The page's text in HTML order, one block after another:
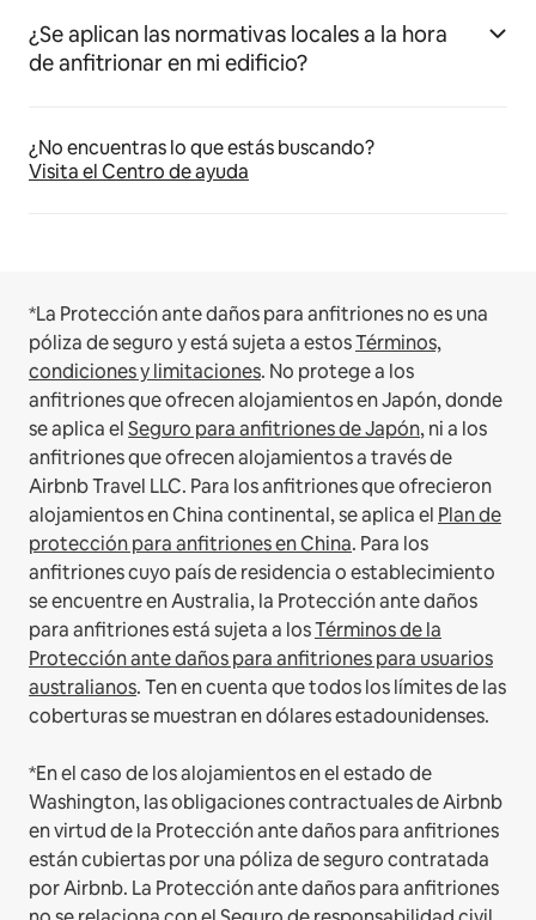
¿Se aplican las normativas locales a la hora
de anfitrionar en mi edificio?
¿No encuentras lo que estás buscando?
Visita el Centro de ayuda
*La Protección ante daños para anfitriones no es una
póliza de seguro y está sujeta a estosTérminos,
condiciones y limitaciones. No protege a los
anfitriones que ofrecen alojamientos en Japón, donde
se aplica elSeguro para anfitriones de Japón, ni a los
anfitriones que ofrecen alojamientos a través de
Airbnb Travel LLC. Para los anfitriones que ofrecieron
alojamientos en China continental, se aplica el Plan de
protección para anfitriones en China. Para los
anfitriones cuyo país de residencia o establecimiento
se encuentre en Australia, la Protección ante daños
para anfitriones está sujeta a losTérminos de la
Protección ante daños para anfitriones para usuarios
australianos. Ten en cuenta que todos los límites de las
coberturas se muestran en dólares estadounidenses.
*En el caso de los alojamientos en el estado de
Washington, las obligaciones contractuales de Airbnb
en virtud de la Protección ante daños para anfitriones
están cubiertas por una póliza de seguro contratada
por Airbnb. La Protección ante daños para anfitriones